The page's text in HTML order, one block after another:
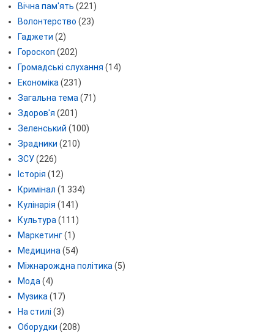
Вічна пам'ять (221)
Волонтерство (23)
Гаджети (2)
Гороскоп (202)
Громадські слухання (14)
Економіка (231)
Загальна тема (71)
Здоров'я (201)
Зеленський (100)
Зрадники (210)
ЗСУ(226)
Історія (12)
Кримінал (1 334)
Кулінарія (141)
Культура (111)
Маркетинг(1)
Медицина (54)
Міжнарождна політика (5)
Мода (4)
Музика (17)
На стилі (3)
Оборудки (208)